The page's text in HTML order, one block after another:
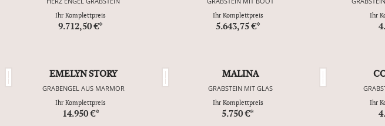
Ihr Komplettpreis
9.712,50 €*
Ihr Komplettpreis
5.643,75 €*
Ihr
EMELYN STORY
GRABENGEL AUS MARMOR
Ihr Komplettpreis
14.950 €*
MALINA
GRABSTEIN MIT GLAS
Ihr Komplettpreis
5.750 €*
Ihr